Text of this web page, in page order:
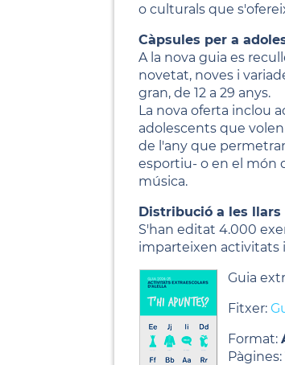
o culturals que
Càpsules per a
A la nova guia es
novetat, noves i
gran, de 12 a 29 anys.
La nova oferta inclou
adolescents que
de l'any que
esportiu- o en el món
música.
Distribució a les llars
S'han editat 4.000
imparteixen activitats
Guia
Fitxer:
Format:
Pàgines: